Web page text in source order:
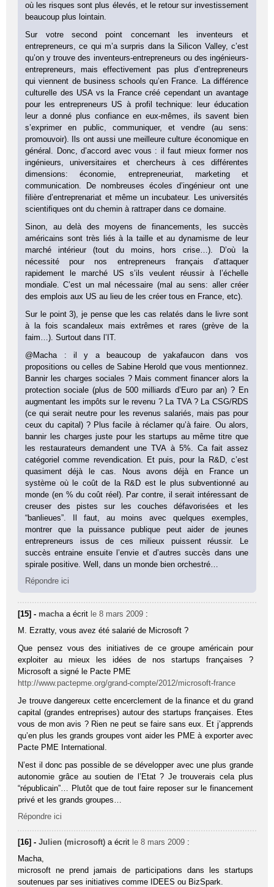
où les risques sont plus élevés, et le retour sur investissement
beaucoup plus lointain.
Sur votre second point concernant les inventeurs et
entrepreneurs, ce qui m’a surpris dans la Silicon Valley, c’est
qu’on y trouve des inventeurs-entrepreneurs ou des ingénieurs-
entrepreneurs, mais effectivement pas plus d’entrepreneurs
qui viennent de business schools qu’en France. La différence
culturelle des USA vs la France créé cependant un avantage
pour les entrepreneurs US à profil technique: leur éducation
leur a donné plus confiance en eux-mêmes, ils savent bien
s’exprimer en public, communiquer, et vendre (au sens:
promouvoir). Ils ont aussi une meilleure culture économique en
général. Donc, d’accord avec vous : il faut mieux former nos
ingénieurs, universitaires et chercheurs à ces différentes
dimensions: économie, entrepreneuriat, marketing et
communication. De nombreuses écoles d’ingénieur ont une
filière d’entreprenariat et même un incubateur. Les universités
scientifiques ont du chemin à rattraper dans ce domaine.
Sinon, au delà des moyens de financements, les succès
américains sont très liés à la taille et au dynamisme de leur
marché intérieur (tout du moins, hors crise…). D’où la
nécessité pour nos entrepreneurs français d’attaquer
rapidement le marché US s’ils veulent réussir à l’échelle
mondiale. C’est un mal nécessaire (mal au sens: aller créer
des emplois aux US au lieu de les créer tous en France, etc).
Sur le point 3), je pense que les cas relatés dans le livre sont
à la fois scandaleux mais extrêmes et rares (grève de la
faim…). Surtout dans l’IT.
@Macha : il y a beaucoup de yakafaucon dans vos
propositions ou celles de Sabine Herold que vous mentionnez.
Bannir les charges sociales ? Mais comment financer alors la
protection sociale (plus de 500 milliards d’Euro par an) ? En
augmentant les impôts sur le revenu ? La TVA ? La CSG/RDS
(ce qui serait neutre pour les revenus salariés, mais pas pour
ceux du capital) ? Plus facile à réclamer qu’à faire. Ou alors,
bannir les charges juste pour les startups au même titre que
les restaurateurs demandent une TVA à 5%. Ca fait assez
catégoriel comme revendication. Et puis, pour la R&D, c’est
quasiment déjà le cas. Nous avons déjà en France un
système où le coût de la R&D est le plus subventionné au
monde (en % du coût réel). Par contre, il serait intéressant de
creuser des pistes sur les couches défavorisées et les
“banlieues”. Il faut, au moins avec quelques exemples,
montrer que la puissance publique peut aider de jeunes
entrepreneurs issus de ces milieux puissent réussir. Le
succès entraine ensuite l’envie et d’autres succès dans une
spirale positive. Well, dans un monde bien orchestré…
Répondre ici
[15] - macha a écrit le 8 mars 2009 :
M. Ezratty, vous avez été salarié de Microsoft ?
Que pensez vous des initiatives de ce groupe américain pour
exploiter au mieux les idées de nos startups françaises ?
Microsoft a signé le Pacte PME
http://www.pactepme.org/grand-compte/2012/microsoft-france
Je trouve dangereux cette encerclement de la finance et du grand
capital (grandes entreprises) autour des startups françaises. Etes
vous de mon avis ? Rien ne peut se faire sans eux. Et j’apprends
qu’en plus les grands groupes vont aider les PME à exporter avec
Pacte PME International.
N’est il donc pas possible de se développer avec une plus grande
autonomie grâce au soutien de l’Etat ? Je trouverais cela plus
“républicain”… Plutôt que de tout faire reposer sur le financement
privé et les grands groupes…
Répondre ici
[16] -Julien (microsoft) a écrit le 8 mars 2009 :
Macha,
microsoft ne prend jamais de participations dans les startups
soutenues par ses initiatives comme IDEES ou BizSpark.